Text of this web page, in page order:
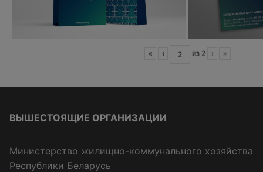
« ‹ из 2 › »
ВЫШЕСТОЯЩИЕ ОРГАНИЗАЦИИ
Министерство жилищно-коммунального хозяйства
Республики Беларусь